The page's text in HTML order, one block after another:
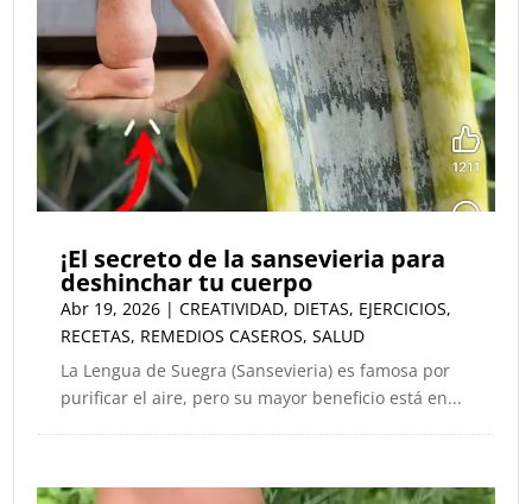
¡El secreto de la sansevieria para
deshinchar tu cuerpo
Abr 19, 2026 |CREATIVIDAD, DIETAS, EJERCICIOS,
RECETAS, REMEDIOS CASEROS,SALUD
La Lengua de Suegra (Sansevieria) es famosa por
purificar el aire, pero su mayor beneficio está en...